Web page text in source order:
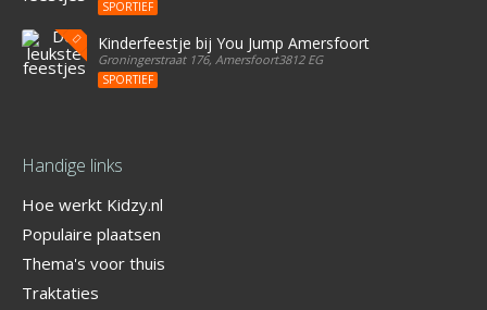
SPORTIEF
Kinderfeestje bij You Jump Amersfoort
Groningerstraat 176, Amersfoort3812 EG
SPORTIEF
Handige links
Hoe werkt Kidzy.nl
Populaire plaatsen
Thema's voor thuis
Traktaties